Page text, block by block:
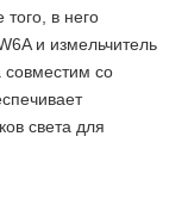
в него
и измельчитель
совместим со
света для